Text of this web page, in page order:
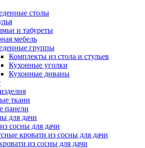
столы
и табуреты
мебель
группы
Комплекты из стола и стульев
Кухонные уголки
Кухонные диваны
ткани
панели
для дачи
сосны для дачи
кровати из сосны для дачи
из сосны для дачи